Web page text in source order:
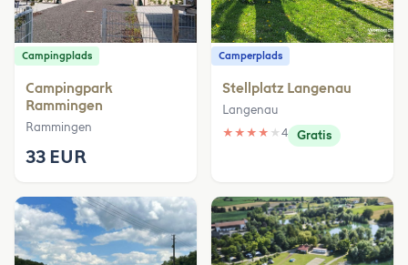
Campingplads
Campingpark
Rammingen
Rammingen
33 EUR
Camperplads
Stellplatz Langenau
Langenau
★ ★ ★ ★ ★ 4 Gratis